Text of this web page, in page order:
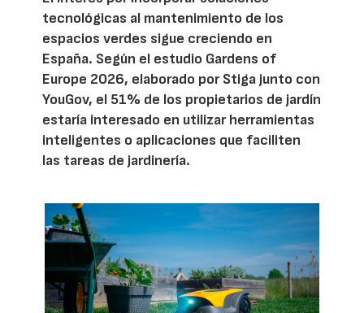
tecnológicas al mantenimiento de los
espacios verdes sigue creciendo en
España. Según el estudio Gardens of
Europe 2026, elaborado por Stiga junto con
YouGov, el 51% de los propietarios de jardín
estaría interesado en utilizar herramientas
inteligentes o aplicaciones que faciliten
las tareas de jardinería.